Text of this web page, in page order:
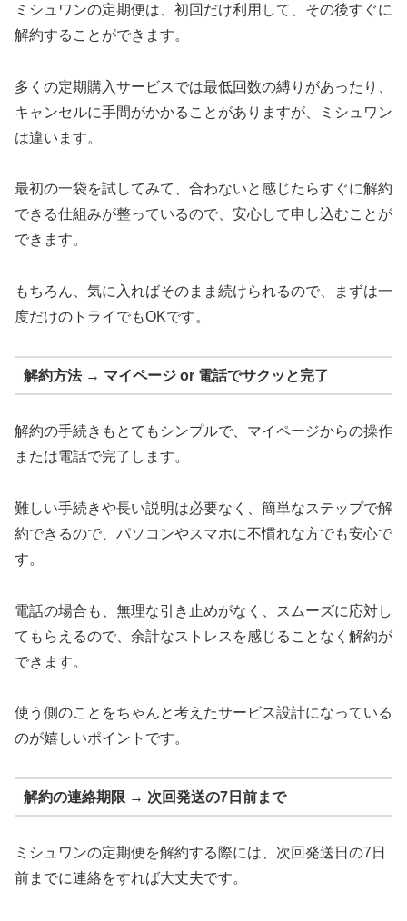
ミシュワンの定期便は、初回だけ利用して、その後すぐに
解約することができます。
多くの定期購入サービスでは最低回数の縛りがあったり、
キャンセルに手間がかかることがありますが、ミシュワン
は違います。
最初の一袋を試してみて、合わないと感じたらすぐに解約
できる仕組みが整っているので、安心して申し込むことが
できます。
もちろん、気に入ればそのまま続けられるので、まずは一
度だけのトライでもOKです。
解約方法 → マイページ or 電話でサクッと完了
解約の手続きもとてもシンプルで、マイページからの操作
または電話で完了します。
難しい手続きや長い説明は必要なく、簡単なステップで解
約できるので、パソコンやスマホに不慣れな方でも安心で
す。
電話の場合も、無理な引き止めがなく、スムーズに応対し
てもらえるので、余計なストレスを感じることなく解約が
できます。
使う側のことをちゃんと考えたサービス設計になっている
のが嬉しいポイントです。
解約の連絡期限 → 次回発送の7日前まで
ミシュワンの定期便を解約する際には、次回発送日の7日
前までに連絡をすれば大丈夫です。